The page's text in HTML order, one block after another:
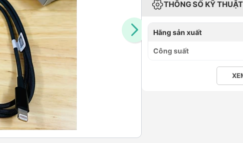
THÔNG SỐ KỸ THUẬT
Hãng sản xuất
Công suất